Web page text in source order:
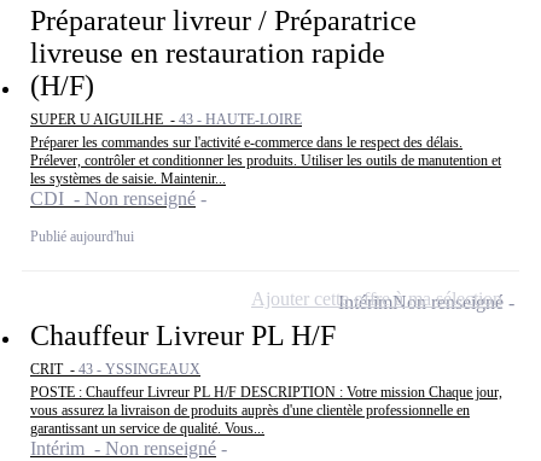
Préparateur livreur / Préparatrice
livreuse en restauration rapide
(H/F)
SUPER U AIGUILHE - 43 - HAUTE-LOIRE
Préparer les commandes sur l'activité e-commerce dans le respect des délais.
Prélever, contrôler et conditionner les produits. Utiliser les outils de manutention et
les systèmes de saisie. Maintenir...
CDI - Non renseigné
Publié aujourd'hui
Chauffeur Livreur PL H/F
CRIT - 43 - YSSINGEAUX
POSTE : Chauffeur Livreur PL H/F DESCRIPTION : Votre mission Chaque jour,
vous assurez la livraison de produits auprès d'une clientèle professionnelle en
garantissant un service de qualité. Vous...
Intérim - Non renseigné
IntérimNon renseigné
Ajouter cette offre à ma sélection